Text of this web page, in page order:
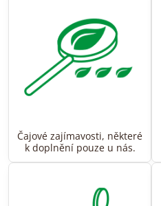
Čajové zajímavosti, některé
k doplnění pouze u nás.